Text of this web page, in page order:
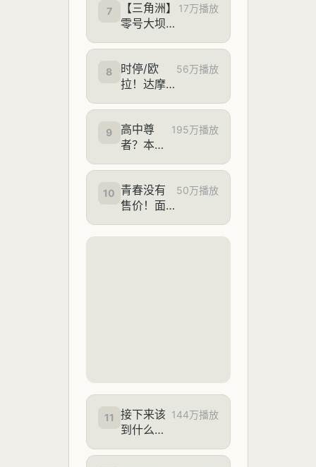
7
【三角洲】
零号大坝1-
位置 保姆
级教学 全
程贴心领跑
17万播放
8
时停/欧
拉！达摩
三形态白
金之星打
穿峡谷！
皮肤特
效！
56万播放
9
高中尊
者？本科
25分钟优
化纯享版
【AI全民
195万播放
10 青春没有
售价！面
50万播放
11
接下来该
到什么话
144万播放